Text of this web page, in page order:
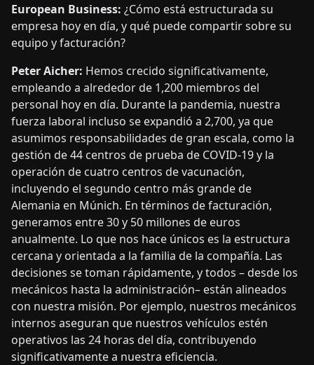
European Business: ¿Cómo está estructurada su
empresa hoy en día, y qué puede compartir sobre su
equipo y facturación?
Peter Aicher: Hemos crecido significativamente,
empleando a alrededor de 1,200 miembros del
personal hoy en día. Durante la pandemia, nuestra
fuerza laboral incluso se expandió a 2,700, ya que
asumimos responsabilidades de gran escala, como la
gestión de 44 centros de prueba de COVID-19 y la
operación de cuatro centros de vacunación,
incluyendo el segundo centro más grande de
Alemania en Múnich. En términos de facturación,
generamos entre 30 y 50 millones de euros
anualmente. Lo que nos hace únicos es la estructura
cercana y orientada a la familia de la compañía. Las
decisiones se toman rápidamente, y todos – desde los
mecánicos hasta la administración– están alineados
con nuestra misión. Por ejemplo, nuestros mecánicos
internos aseguran que nuestros vehículos estén
operativos las 24 horas del día, contribuyendo
significativamente a nuestra eficiencia.